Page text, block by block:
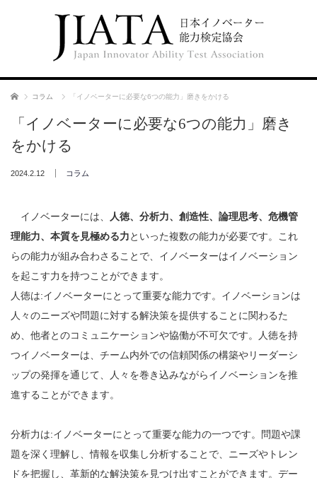
ホーム コラム 「イノベーターに必要な6つの能力」磨きをかける
「イノベーターに必要な6つの能力」磨き
をかける
2024.2.12 コラム
イノベーターには、
人徳、分析力、創造性、論理思考、危機管
理能力、本質を見極める力といった複数の能力が必要です。これ
らの能力が組み合わさることで、イノベーターはイノベーション
を起こす力を持つことができます。
人徳は:イノベーターにとって重要な能力です。イノベーションは
人々のニーズや問題に対する解決策を提供することに関わるた
め、他者とのコミュニケーションや協働が不可欠です。人徳を持
つイノベーターは、チーム内外での信頼関係の構築やリーダーシ
ップの発揮を通じて、人々を巻き込みながらイノベーションを推
進することができます。
分析力は:イノベーターにとって重要な能力の一つです。問題や課
題を深く理解し、情報を収集し分析することで、ニーズやトレン
ドを把握し、革新的な解決策を見つけ出すことができます。デー